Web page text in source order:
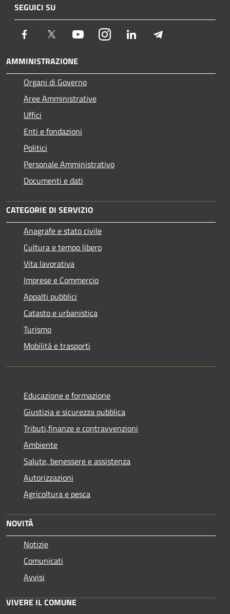
SEGUICI SU
Facebook Twitter YoutubeInstagram LinkedIn
AMMINISTRAZIONE
Organi di Governo
Aree Amministrative
Uffici
Enti e fondazioni
Politici
Personale Amministrativo
Documenti e dati
CATEGORIE DI SERVIZIO
Anagrafe e stato civile
Cultura e tempo libero
Vita lavorativa
Imprese e Commercio
Appalti pubblici
Catasto e urbanistica
Turismo
Mobilità e trasporti
Educazione e formazione
Giustizia e sicurezza pubblica
Tributi,finanze e contravvenzioni
Ambiente
Salute, benessere e assistenza
Autorizzazioni
Agricoltura e pesca
NOVITÀ
Notizie
Comunicati
Avvisi
VIVERE IL COMUNE